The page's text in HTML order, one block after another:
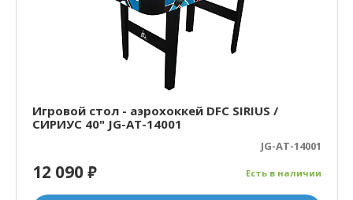
Игровой стол - аэрохоккей DFC SIRIUS /
СИРИУС 40" JG-AT-14001
JG-AT-14001
Есть в наличии
12 090₽